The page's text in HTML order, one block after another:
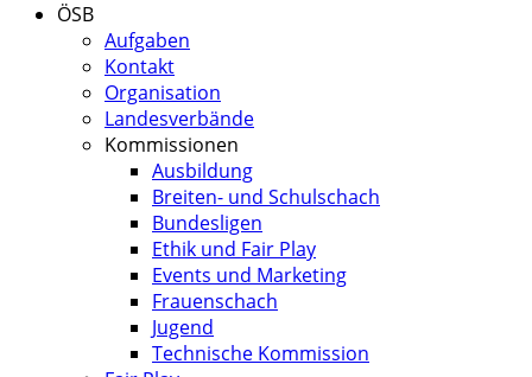
ÖSB
Aufgaben
Kontakt
Organisation
Landesverbände
Kommissionen
Ausbildung
Breiten- und Schulschach
Bundesligen
Ethik und Fair Play
Events und Marketing
Frauenschach
Jugend
Technische Kommission